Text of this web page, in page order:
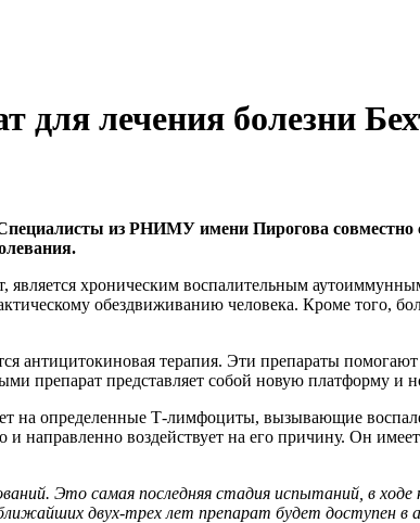
для лечения болезни
из РНИМУ имени Пирогова
является хроническим воспалительным
обездвиживанию человека. Кроме того,
антицитокиновая терапия. Эти препараты
препарат представляет собой новую платформу и
на определенные Т-лимфоциты, вызывающие
и направленно воздействует на его причину. Он
Это самая последняя стадия испытаний, в
двух-трех лет препарат будет доступен в